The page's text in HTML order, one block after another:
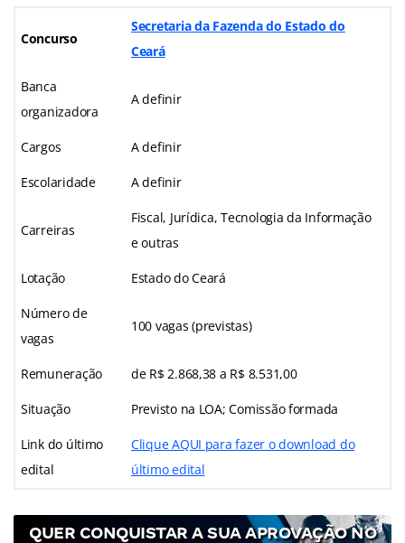
Concurso
Secretaria da Fazenda do Estado do
Ceará
Banca
organizadora
A definir
Cargos A definir
Escolaridade A definir
Carreiras
Fiscal, Jurídica, Tecnologia da Informação
e outras
Lotação Estado do Ceará
Número de
vagas
100 vagas (previstas)
Remuneração de R$ 2.868,38 a R$ 8.531,00
Situação Previsto na LOA; Comissão formada
Link do último
edital
Clique AQUI para fazer o download do
último edital
QUER CONQUISTAR A SUA APROVAÇÃO NO